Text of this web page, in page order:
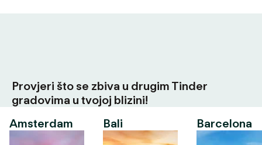
Provjeri što se zbiva u drugim Tinder
gradovima u tvojoj blizini!
Amsterdam
Bali Barcelona